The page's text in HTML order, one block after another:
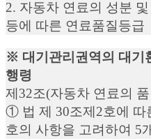
2. 자동차 연료의 성분
등에 따른 연료품질등급
※ 대기관리권역의 대기
행령
제32조(자동차 연료의
① 법 제 30조제2호에 따
호의 사항을 고려하여 5